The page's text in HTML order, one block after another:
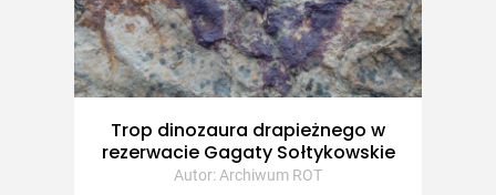
Trop dinozaura drapieżnego w
rezerwacie Gagaty Sołtykowskie
Autor: Archiwum ROT